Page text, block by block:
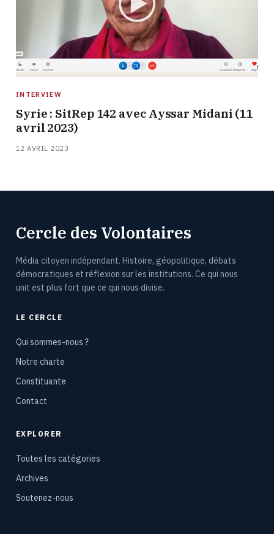
INTERVIEW
Syrie : SitRep 142 avec Ayssar Midani (11
avril 2023)
12 AVRIL 2023
Cercle des Volontaires
Média citoyen indépendant. Histoire, géopolitique, débats
démocratiques et réflexion sur les institutions. Ce qui nous
unit est plus fort que ce qui nous divise.
LE CERCLE
Qui sommes-nous ?
Notre charte
Constituante
Contact
EXPLORER
Toutes les catégories
Archives
Soutenez-nous